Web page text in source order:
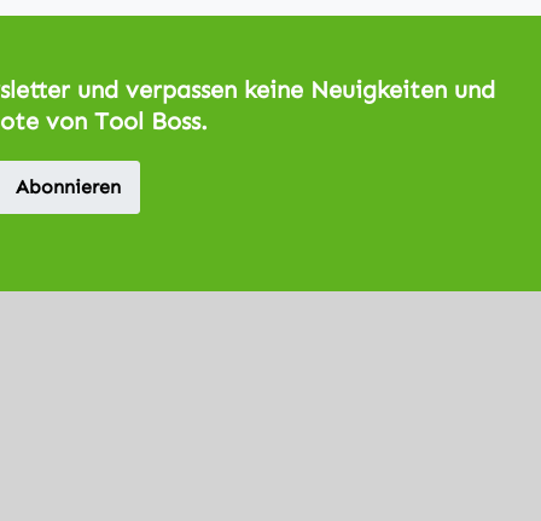
und verpassen keine Neuigkeiten und
von Tool Boss.
Abonnieren